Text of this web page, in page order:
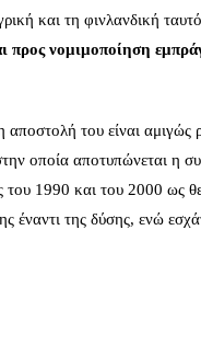
και τη φινλανδική
προς νομιμοποίηση
του είναι αμιγώς
οποία αποτυπώνεται η
του 1990 και του 2000 ως
έναντι της δύσης, ενώ